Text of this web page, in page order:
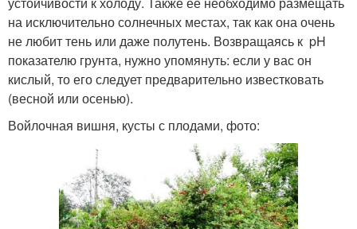
на исключительно солнечных местах, так как она очень
не любит тень или даже полутень. Возвращаясь к pH
показателю грунта, нужно упомянуть: если у вас он
кислый, то его следует предварительно известковать
(весной или осенью).
Войлочная вишня, кусты с плодами, фото: